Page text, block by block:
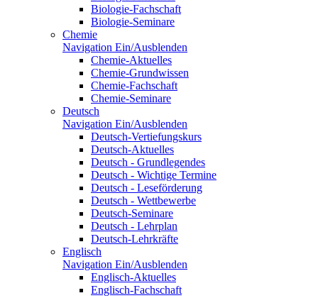
Biologie-Fachschaft
Biologie-Seminare
Chemie
Navigation Ein/Ausblenden
Chemie-Aktuelles
Chemie-Grundwissen
Chemie-Fachschaft
Chemie-Seminare
Deutsch
Navigation Ein/Ausblenden
Deutsch-Vertiefungskurs
Deutsch-Aktuelles
Deutsch - Grundlegendes
Deutsch - Wichtige Termine
Deutsch - Leseförderung
Deutsch - Wettbewerbe
Deutsch-Seminare
Deutsch - Lehrplan
Deutsch-Lehrkräfte
Englisch
Navigation Ein/Ausblenden
Englisch-Aktuelles
Englisch-Fachschaft